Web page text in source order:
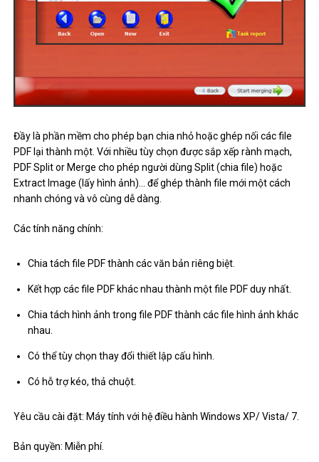
Đầy là phần mềm cho phép bạn chia nhỏ hoặc ghép nối các file
PDF lại thành một. Với nhiều tùy chọn được sắp xếp rành mạch,
PDF Split or Merge cho phép người dùng Split (chia file) hoặc
Extract Image (lấy hình ảnh)… để ghép thành file mới một cách
nhanh chóng và vô cùng dễ dàng.
Các tính năng chính:
Chia tách file PDF thành các văn bản riêng biệt.
Kết hợp các file PDF khác nhau thành một file PDF duy nhất.
Chia tách hình ảnh trong file PDF thành các file hình ảnh khác
nhau.
Có thể tùy chọn thay đổi thiết lập cấu hình.
Có hỗ trợ kéo, thả chuột.
Yêu cầu cài đặt: Máy tính với hệ điều hành Windows XP/ Vista/ 7.
Bản quyền: Miễn phí.